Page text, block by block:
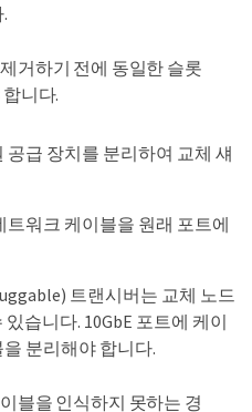
거하기 전에 동일한 슬롯
니다.
급 장치를 분리하여 교체 섀
워크 케이블을 원래 포트에
트랜시버는 교체 노드
습니다. 10GbE 포트에 케이
분리해야 합니다.
블을 인식하지 못하는 경